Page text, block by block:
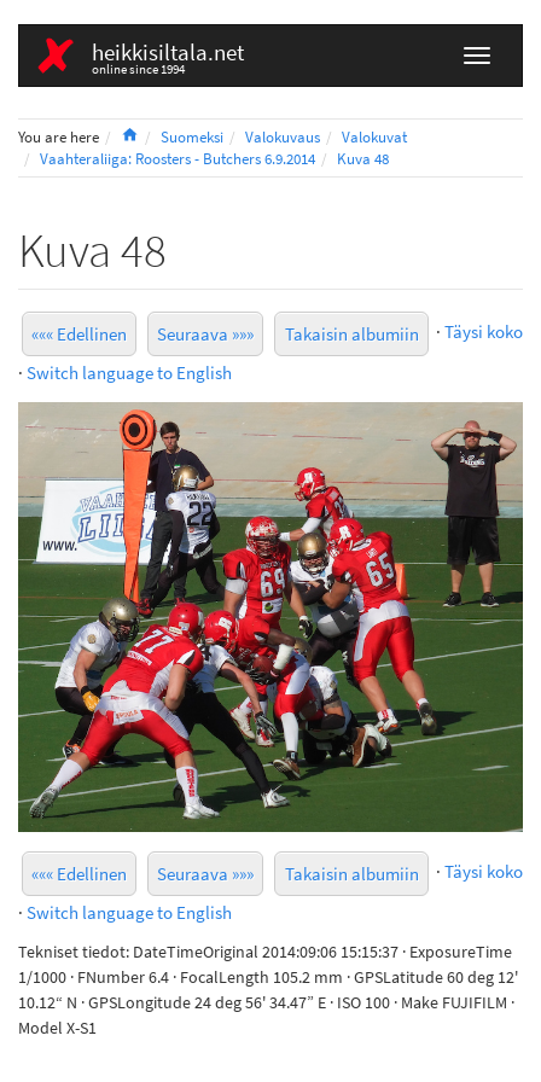
heikkisiltala.net
online since 1994
You are here HomeSuomeksi Valokuvaus
Valokuvat
Vaahteraliiga: Roosters - Butchers 6.9.2014
Kuva 48
Kuva 48
««« Edellinen Seuraava »»» Takaisin albumiin · Täysi koko
· Switch language to English
««« Edellinen Seuraava »»» Takaisin albumiin · Täysi koko
· Switch language to English
Tekniset tiedot: DateTimeOriginal 2014:09:06 15:15:37 · ExposureTime
1/1000 · FNumber 6.4 · FocalLength 105.2 mm · GPSLatitude 60 deg 12'
10.12“ N · GPSLongitude 24 deg 56' 34.47” E · ISO 100 · Make FUJIFILM ·
Model X-S1